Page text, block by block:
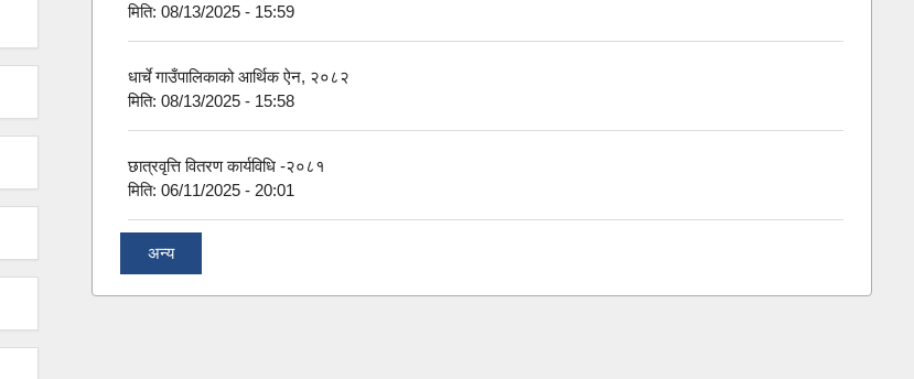
मिति:08/13/2025 - 15:59
धार्चे गाउँपालिकाको आर्थिक ऐन, २०८२
मिति:08/13/2025 - 15:58
छात्रवृत्ति वितरण कार्यविधि -२०८१
मिति:06/11/2025 - 20:01
अन्य